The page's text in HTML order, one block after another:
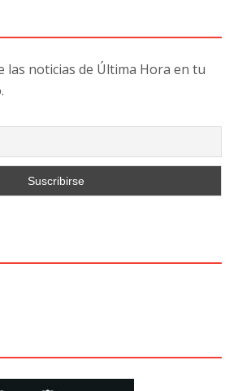
las noticias de Última Hora en tu